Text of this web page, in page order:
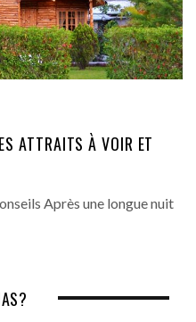
ATTRAITS À VOIR ET
Après une longue nuit